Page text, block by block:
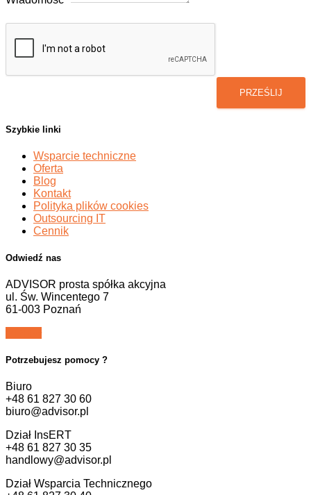
PRZEŚLIJ
Szybkie linki
Wsparcie techniczne
Oferta
Blog
Kontakt
Polityka plików cookies
Outsourcing IT
Cennik
Odwiedź nas
ADVISOR prosta spółka akcyjna
ul. Św. Wincentego 7
61-003 Poznań
Potrzebujesz pomocy ?
Biuro
+48 61 827 30 60
biuro@advisor.pl
Dział InsERT
+48 61 827 30 35
handlowy@advisor.pl
Dział Wsparcia Technicznego